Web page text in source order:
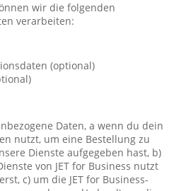
wir die folgenden
verarbeiten:
(optional)
Daten, a wenn du dein
nutzt, um eine Bestellung zu
Dienste aufgegeben hast, b)
von JET for Business nutzt
c) um die JET for Business-